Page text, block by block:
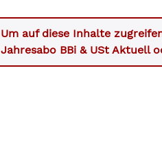
Um auf diese Inhalte
Jahresabo BBi & USt Aktuell